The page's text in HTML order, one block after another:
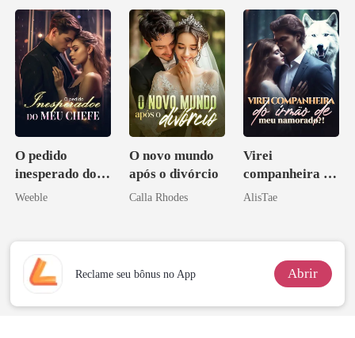
O pedido
inesperado do
meu chefe
Weeble
O novo mundo
após o divórcio
Calla Rhodes
Virei
companheira do
irmão de meu
AlisTae
Reclame seu bônus no App Abrir